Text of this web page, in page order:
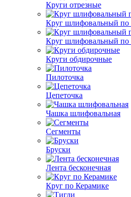
Круги отрезные
Круг шлифовальный по
Круг шлифовальный
Круги обдирочные
Пилоточка
Цепеточка
Чашка шлифовальная
Сегменты
Бруски
Лента бесконечная
Круг по Керамике